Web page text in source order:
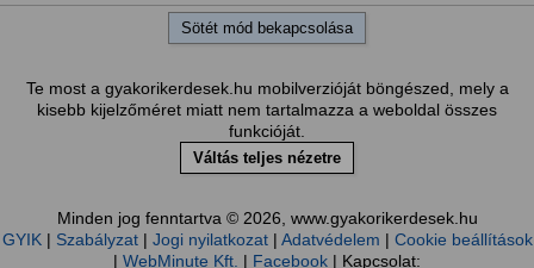
Sötét mód bekapcsolása
Te most a gyakorikerdesek.hu mobilverzióját böngészed, mely a
kisebb kijelzőméret miatt nem tartalmazza a weboldal összes
funkcióját.
Váltás teljes nézetre
Minden jog fenntartva © 2026, www.gyakorikerdesek.hu
GYIK| Szabályzat| Jogi nyilatkozat| Adatvédelem | Cookie beállítások
| WebMinute Kft. | Facebook | Kapcsolat: